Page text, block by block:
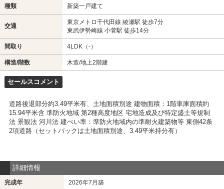
種類 新築一戸建て
交通
東京メトロ千代田線 綾瀬駅 徒歩7分
東武伊勢崎線 小菅駅 徒歩14分
間取り 4LDK（-）
構造/階数 木造/地上2階建
セールスコメント
道路後退部分約3.49平米有、土地面積別途 建物面積：1階車庫面積約
15.94平米含 準防火地域 第2種高度地区 宅地造成及び特定盛土等規制
法 景観法 河川法 建ぺい率：準防火地域内の準耐火建築物等 東側42条
2項道路（セットバックは土地面積別途、3.49平米持分有）
詳細情報
完成年 2026年7月築